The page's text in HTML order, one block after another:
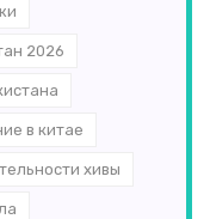
2026
в китае
хивы